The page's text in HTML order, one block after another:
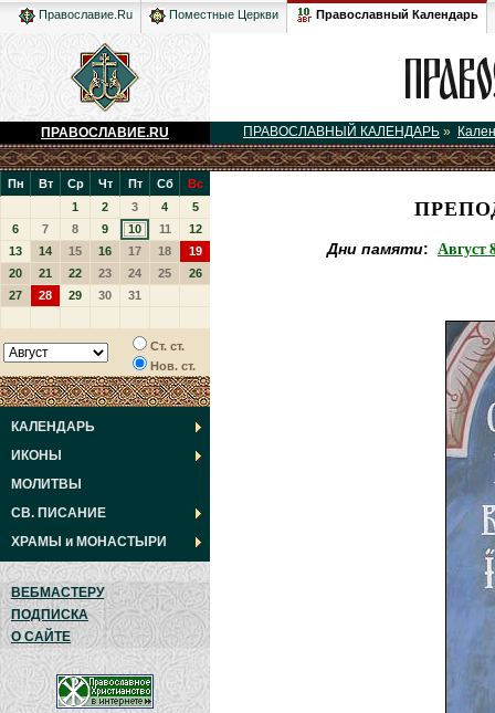
Православие.Ru Поместные Церкви Православный Календарь
ПРАВОСЛАВИЕ.RU ПРАВОСЛАВНЫЙ КАЛЕНДАРЬ »
Пн Вт Ср Чт Пт Сб
Вс
1
2 3 4
5
6
7 8 9 10 11
12
13
14 15 16 17 18
19
20
21 22 23 24 25
26
27
28 29 30 31
Ст. ст.
Нов. ст.
КАЛЕНДАРЬ
ИКОНЫ
МОЛИТВЫ
СВ. ПИСАНИЕ
ХРАМЫ и МОНАСТЫРИ
ВЕБМАСТЕРУ
ПОДПИСКА
О САЙТЕ
Дни памяти: Август